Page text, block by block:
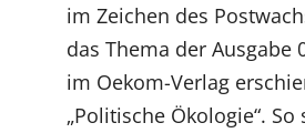
im Zeichen des
das Thema der Ausgabe
im Oekom-Verlag
„Politische Ökologie“. So